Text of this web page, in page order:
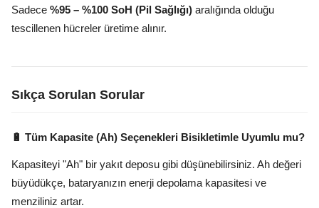
Sadece %95 – %100 SoH (Pil Sağlığı) aralığında olduğu
tescillenen hücreler üretime alınır.
Sıkça Sorulan Sorular
🔋 Tüm Kapasite (Ah) Seçenekleri Bisikletimle Uyumlu mu?
Kapasiteyi "Ah" bir yakıt deposu gibi düşünebilirsiniz. Ah değeri
büyüdükçe, bataryanızın enerji depolama kapasitesi ve
menziliniz artar.